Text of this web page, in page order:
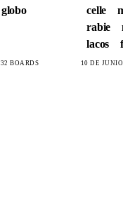
globo
32 BOARDS
celle
rabie
lacos
10 DE